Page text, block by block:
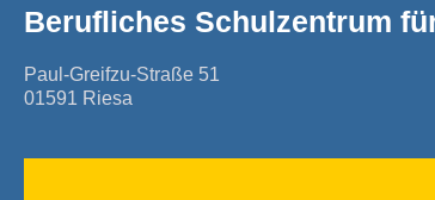
Berufliches Schulzentrum
Paul-Greifzu-Straße 51
01591 Riesa